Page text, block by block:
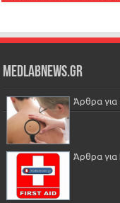
Medlabnews.gr
Άρθρα για
Άρθρα για